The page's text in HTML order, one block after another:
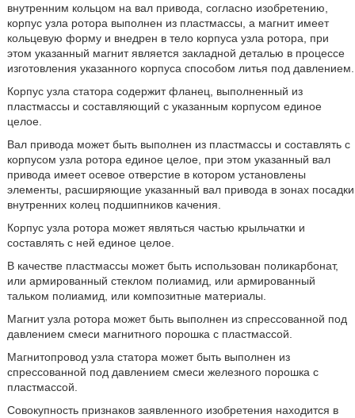
внутренним кольцом на вал привода, согласно изобретению,
корпус узла ротора выполнен из пластмассы, а магнит имеет
кольцевую форму и внедрен в тело корпуса узла ротора, при
этом указанный магнит является закладной деталью в процессе
изготовления указанного корпуса способом литья под давлением.
Корпус узла статора содержит фланец, выполненный из
пластмассы и составляющий с указанным корпусом единое
целое.
Вал привода может быть выполнен из пластмассы и составлять с
корпусом узла ротора единое целое, при этом указанный вал
привода имеет осевое отверстие в котором установлены
элементы, расширяющие указанный вал привода в зонах посадки
внутренних колец подшипников качения.
Корпус узла ротора может являться частью крыльчатки и
составлять с ней единое целое.
В качестве пластмассы может быть использован поликарбонат,
или армированный стеклом полиамид, или армированный
тальком полиамид, или композитные материалы.
Магнит узла ротора может быть выполнен из спрессованной под
давлением смеси магнитного порошка с пластмассой.
Магнитопровод узла статора может быть выполнен из
спрессованной под давлением смеси железного порошка с
пластмассой.
Совокупность признаков заявленного изобретения находится в